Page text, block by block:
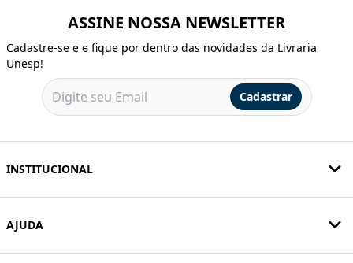
ASSINE NOSSA NEWSLETTER
Cadastre-se e e fique por dentro das novidades da Livraria
Unesp!
Cadastrar
INSTITUCIONAL
AJUDA